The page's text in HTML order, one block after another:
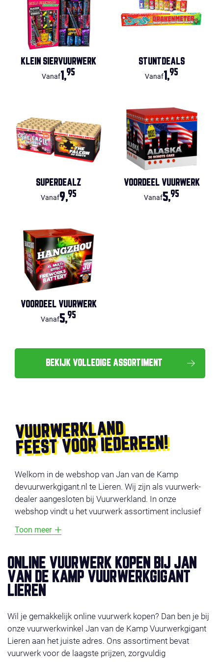
KLEIN SIERVUURWERK
Vanaf1,95
STUNTDEALS
Vanaf1,95
SUPERDEALZ
Vanaf9,95
VOORDEEL VUURWERK
Vanaf5,95
VOORDEEL VUURWERK
Vanaf5,95
BEKIJK VOLLEDIGE ASSORTIMENT
VUURWERKLAND
FEEST VOOR IEDEREEN!
Welkom in de webshop van Jan van de Kamp
devuurwerkgigant.nl te Lieren. Wij zijn als vuurwerk-
dealer aangesloten bij Vuurwerkland. In onze
webshop vindt u het vuurwerk assortiment inclusief
verschillende categorieën, zoals
lange wachtrijen en bestel uw vuurwerk online. En
profiteer van super-acties en gratis vuurwerk. Het
vuurwerk ligt klaar op de door u gekozen afhaaldag
29, 30 of 31 december 2025. Wilt u liever bestellen in
u veel shop plezier!
Toon meer
ONLINE VUURWERK KOPEN BIJ JAN
VAN DE KAMP VUURWERKGIGANT
LIEREN
Wil je gemakkelijk online vuurwerk kopen? Dan ben je bij
onze vuurwerkwinkel Jan van de Kamp Vuurwerkgigant
Lieren aan het juiste adres. Ons assortiment bevat
vuurwerk voor de laagste prijzen, zorgvuldig